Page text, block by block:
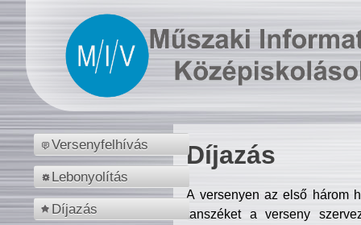
Versenyfelhívás
Lebonyolítás
Díjazás
Díjazás
A versenyen az első három
tanszéket a verseny